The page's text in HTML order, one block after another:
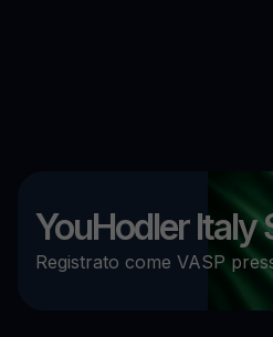
YouHodler Italy
Registrato come VASP